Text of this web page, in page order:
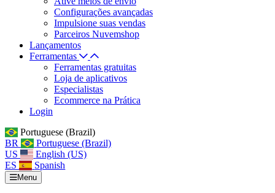
Configurações avançadas
Impulsione suas vendas
Parceiros Nuvemshop
Lançamentos
Ferramentas
Ferramentas gratuitas
Loja de aplicativos
Especialistas
Ecommerce na Prática
Login
Portuguese (Brazil)
BR
Portuguese (Brazil)
US
English (US)
ES
Spanish
Menu